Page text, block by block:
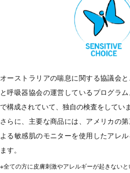
オーストラリアの喘息に関する協議会
と呼吸器協会の運営しているプログラ
で構成されていて、独自の検査をしていま
さらに、主要な商品には、アメリカの
よる敏感肌のモニターを使用したアレ
ます。
※全ての方に皮膚刺激やアレルギーが起きないと